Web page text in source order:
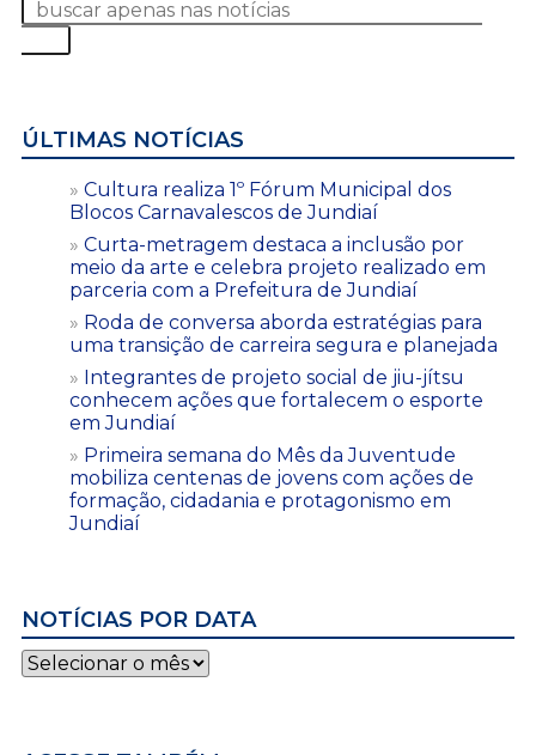
ÚLTIMAS NOTÍCIAS
Cultura realiza 1º Fórum Municipal dos
Blocos Carnavalescos de Jundiaí
Curta-metragem destaca a inclusão por
meio da arte e celebra projeto realizado em
parceria com a Prefeitura de Jundiaí
Roda de conversa aborda estratégias para
uma transição de carreira segura e planejada
Integrantes de projeto social de jiu-jítsu
conhecem ações que fortalecem o esporte
em Jundiaí
Primeira semana do Mês da Juventude
mobiliza centenas de jovens com ações de
formação, cidadania e protagonismo em
Jundiaí
NOTÍCIAS POR DATA
Notícias
por